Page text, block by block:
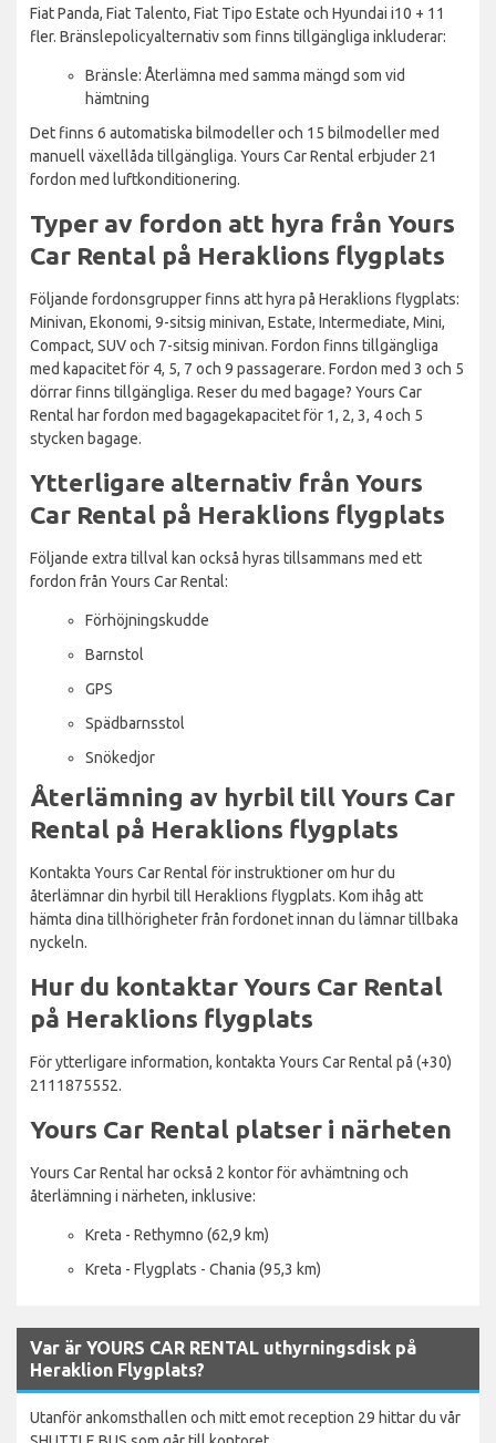
Fiat Panda, Fiat Talento, Fiat Tipo Estate och Hyundai i10 + 11
fler. Bränslepolicyalternativ som finns tillgängliga inkluderar:
Bränsle: Återlämna med samma mängd som vid
hämtning
Det finns 6 automatiska bilmodeller och 15 bilmodeller med
manuell växellåda tillgängliga. Yours Car Rental erbjuder 21
fordon med luftkonditionering.
Typer av fordon att hyra från Yours
Car Rental på Heraklions flygplats
Följande fordonsgrupper finns att hyra på Heraklions flygplats:
Minivan, Ekonomi, 9-sitsig minivan, Estate, Intermediate, Mini,
Compact, SUV och 7-sitsig minivan. Fordon finns tillgängliga
med kapacitet för 4, 5, 7 och 9 passagerare. Fordon med 3 och 5
dörrar finns tillgängliga. Reser du med bagage? Yours Car
Rental har fordon med bagagekapacitet för 1, 2, 3, 4 och 5
stycken bagage.
Ytterligare alternativ från Yours
Car Rental på Heraklions flygplats
Följande extra tillval kan också hyras tillsammans med ett
fordon från Yours Car Rental:
Förhöjningskudde
Barnstol
GPS
Spädbarnsstol
Snökedjor
Återlämning av hyrbil till Yours Car
Rental på Heraklions flygplats
Kontakta Yours Car Rental för instruktioner om hur du
återlämnar din hyrbil till Heraklions flygplats. Kom ihåg att
hämta dina tillhörigheter från fordonet innan du lämnar tillbaka
nyckeln.
Hur du kontaktar Yours Car Rental
på Heraklions flygplats
För ytterligare information, kontakta Yours Car Rental på (+30)
2111875552.
Yours Car Rental platser i närheten
Yours Car Rental har också 2 kontor för avhämtning och
återlämning i närheten, inklusive:
Kreta - Rethymno (62,9 km)
Kreta - Flygplats - Chania (95,3 km)
Var är YOURS CAR RENTAL uthyrningsdisk på
Heraklion Flygplats?
Utanför ankomsthallen och mitt emot reception 29 hittar du vår